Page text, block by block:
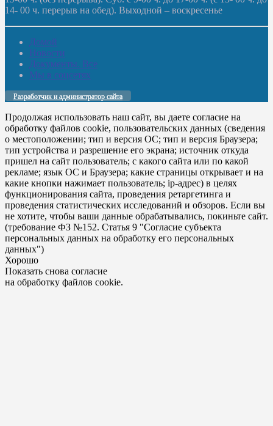
14- 00 ч. перерыв на обед). Выходной – воскресенье
Домой
Новости
Документы. Все
Мы в соцсетях
Разработчик и администратор сайта
Продолжая использовать наш сайт, вы даете согласие на
обработку файлов cookie, пользовательских данных (сведения
о местоположении; тип и версия ОС; тип и версия Браузера;
тип устройства и разрешение его экрана; источник откуда
пришел на сайт пользователь; с какого сайта или по какой
рекламе; язык ОС и Браузера; какие страницы открывает и на
какие кнопки нажимает пользователь; ip-адрес) в целях
функционирования сайта, проведения ретаргетинга и
проведения статистических исследований и обзоров. Если вы
не хотите, чтобы ваши данные обрабатывались, покиньте сайт.
(требование ФЗ №152. Статья 9 "Согласие субъекта
персональных данных на обработку его персональных
данных")
Хорошо
Показать снова согласие
на обработку файлов cookie.